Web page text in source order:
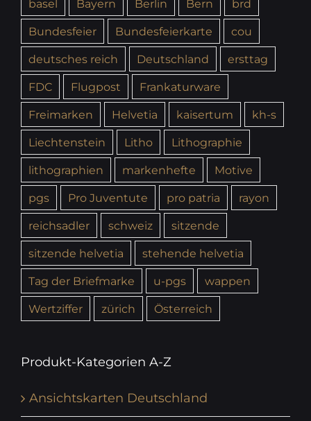
basel Bayern Berlin Bern
brd
Bundesfeier
Bundesfeierkarte
cou
deutsches reich
Deutschland
ersttag
FDC
Flugpost
Frankaturware
Freimarken
Helvetia kaisertum
kh-s
Liechtenstein
Litho
Lithographie
lithographien
markenhefte
Motive
pgs
Pro Juventute pro patria
rayon
reichsadler
schweiz
sitzende
sitzende helvetia
stehende helvetia
Tag der Briefmarke
u-pgs
wappen
Wertziffer
zürich Österreich
Produkt-Kategorien A-Z
Ansichtskarten Deutschland